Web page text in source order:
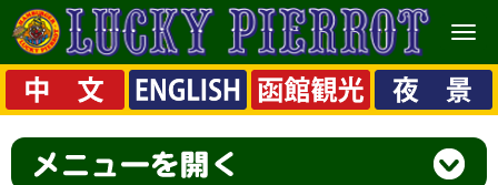
メ
ニ
ュ
ー